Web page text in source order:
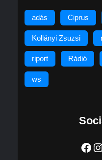
adás Ciprus
Kollányi Zsuzsi
riport Rádió
ws
Facebook Instagram